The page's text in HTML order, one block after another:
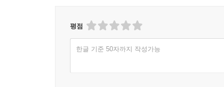
평점
한글 기준 50자까지 작성가능